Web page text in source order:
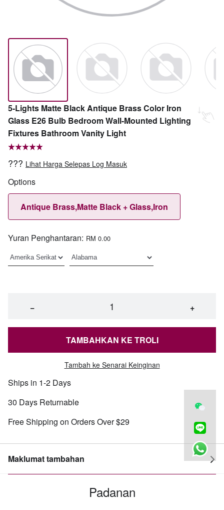
5-Lights Matte Black Antique Brass Color Iron
Glass E26 Bulb Bedroom Wall-Mounted Lighting
Fixtures Bathroom Vanity Light
??? Lihat Harga Selepas Log Masuk
Options
Antique Brass,Matte Black + Glass,Iron
Yuran Penghantaran: RM 0.00
− +
TAMBAHKAN KE TROLI
Tambah ke Senarai Keinginan
Ships in 1-2 Days
30 Days Returnable
Free Shipping on Orders Over $29
Maklumat tambahan
Padanan